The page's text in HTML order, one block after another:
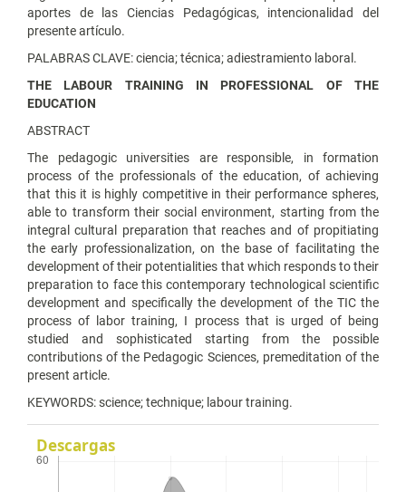
aportes de las Ciencias Pedagógicas, intencionalidad del
presente artículo.
PALABRAS CLAVE: ciencia; técnica; adiestramiento laboral.
THE LABOUR TRAINING IN PROFESSIONAL OF THE
EDUCATION
ABSTRACT
The pedagogic universities are responsible, in formation
process of the professionals of the education, of achieving
that this it is highly competitive in their performance spheres,
able to transform their social environment, starting from the
integral cultural preparation that reaches and of propitiating
the early professionalization, on the base of facilitating the
development of their potentialities that which responds to their
preparation to face this contemporary technological scientific
development and specifically the development of the TIC the
process of labor training, I process that is urged of being
studied and sophisticated starting from the possible
contributions of the Pedagogic Sciences, premeditation of the
present article.
KEYWORDS: science; technique; labour training.
Descargas